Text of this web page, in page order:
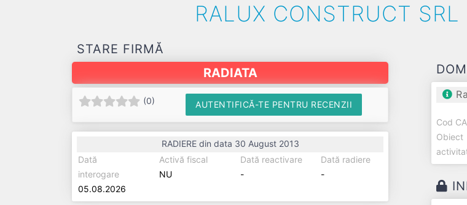
RALUX CONSTRUCT
STARE FIRMĂ
RADIATA
(0) AUTENTIFICĂ-TE PENTRU RECENZII
RADIERE din data 30 August 2013
Dată
interogare
05.08.2026
Activă fiscal
NU
Dată reactivare
-
Dată radiere
-
Cod
Obiect